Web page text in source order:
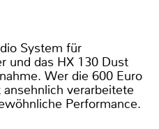
System für
und das HX 130 Dust
Wer die 600 Euro
verarbeitete
Performance.